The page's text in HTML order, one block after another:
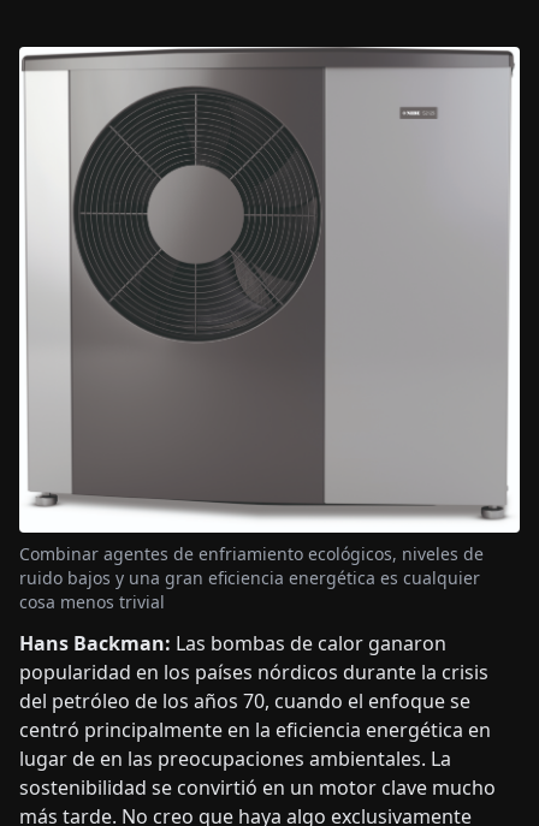
Combinar agentes de enfriamiento ecológicos, niveles de
ruido bajos y una gran eficiencia energética es cualquier
cosa menos trivial
Hans Backman: Las bombas de calor ganaron
popularidad en los países nórdicos durante la crisis
del petróleo de los años 70, cuando el enfoque se
centró principalmente en la eficiencia energética en
lugar de en las preocupaciones ambientales. La
sostenibilidad se convirtió en un motor clave mucho
más tarde. No creo que haya algo exclusivamente